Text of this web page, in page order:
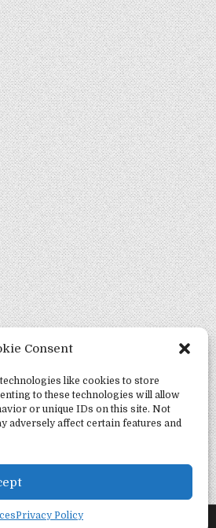
Consent
like cookies to store
to these technologies will allow
or unique IDs on this site. Not
adversely affect certain features and
Privacy Policy